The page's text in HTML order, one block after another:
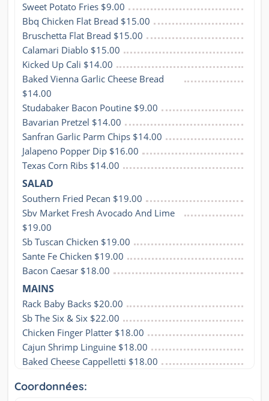
Sweet Potato Fries $9.00
Bbq Chicken Flat Bread $15.00
Bruschetta Flat Bread $15.00
Calamari Diablo $15.00
Kicked Up Cali $14.00
Baked Vienna Garlic Cheese Bread
$14.00
Studabaker Bacon Poutine $9.00
Bavarian Pretzel $14.00
Sanfran Garlic Parm Chips $14.00
Jalapeno Popper Dip $16.00
Texas Corn Ribs $14.00
SALAD
Southern Fried Pecan $19.00
Sbv Market Fresh Avocado And Lime
$19.00
Sb Tuscan Chicken $19.00
Sante Fe Chicken $19.00
Bacon Caesar $18.00
MAINS
Rack Baby Backs $20.00
Sb The Six & Six $22.00
Chicken Finger Platter $18.00
Cajun Shrimp Linguine $18.00
Baked Cheese Cappelletti $18.00
Coordonnées: